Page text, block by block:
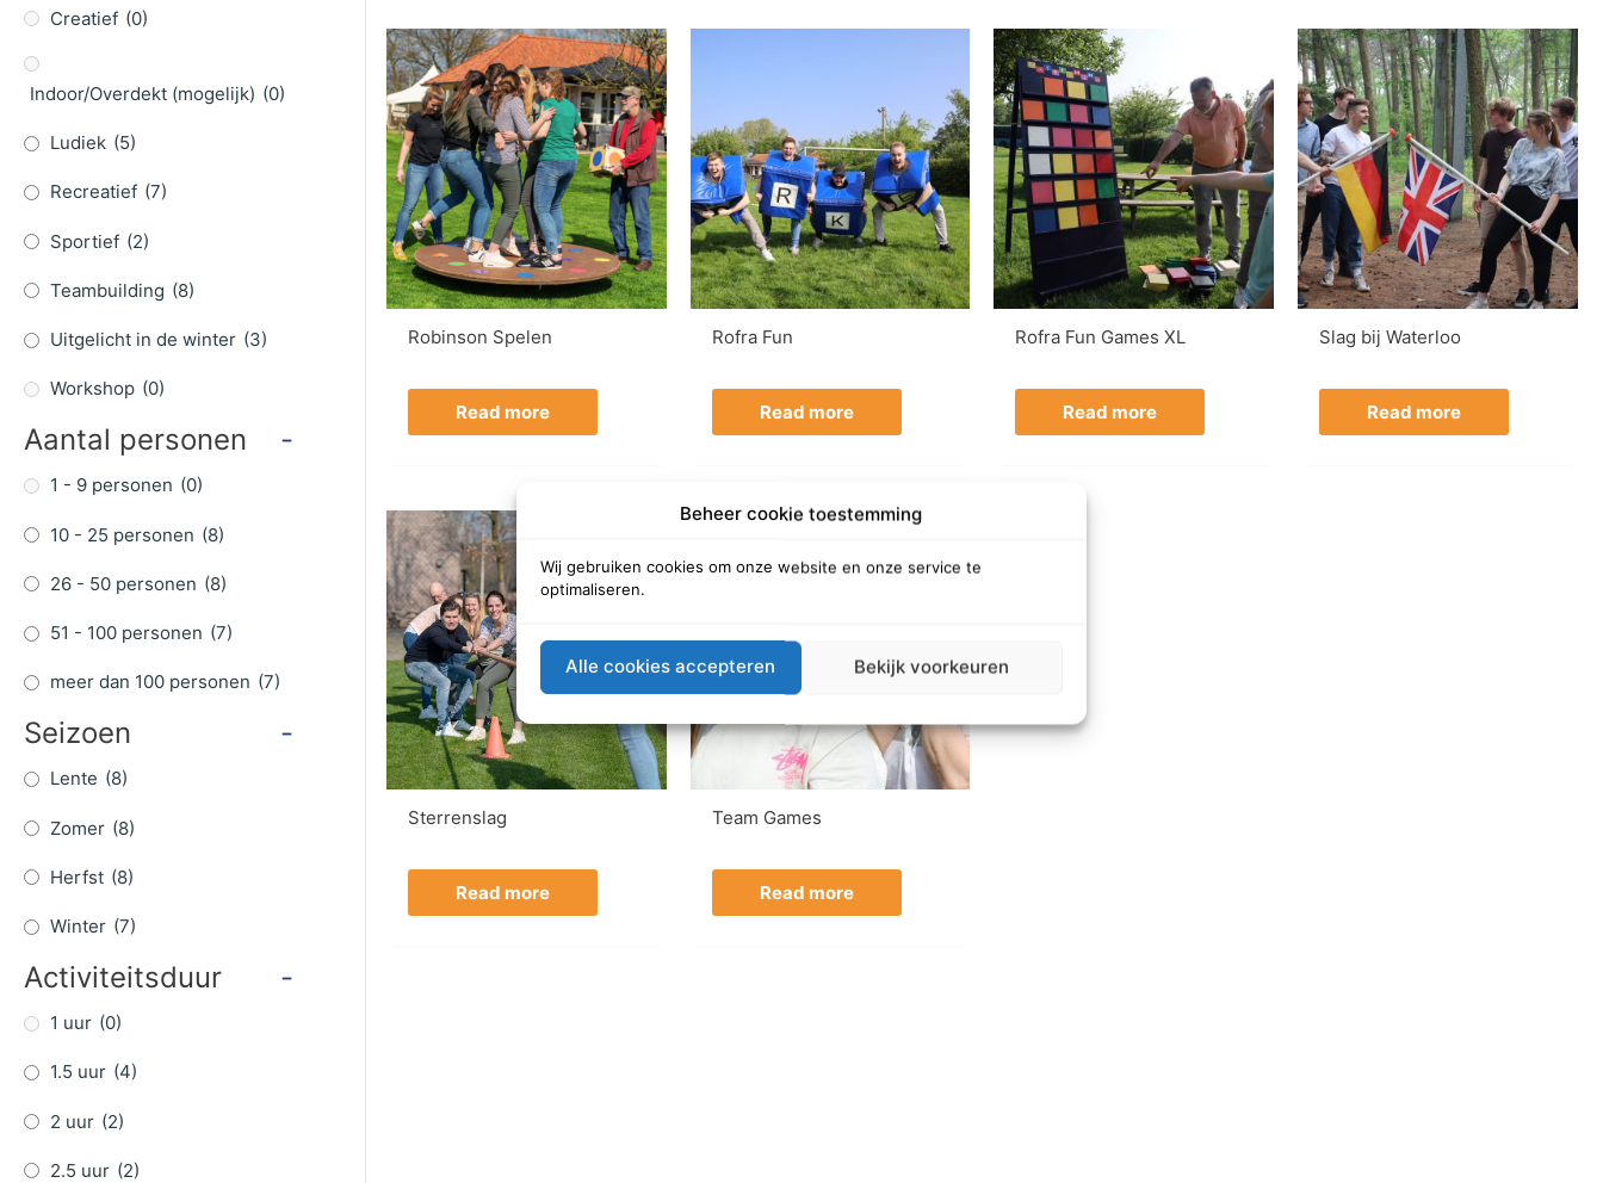
Beheer cookie toestemming
Wij gebruiken cookies om onze website en onze service te
optimaliseren.
Alle cookies accepteren Bekijk voorkeuren
Creatief (0)
Indoor/Overdekt (mogelijk) (0)
Ludiek (5)
Recreatief (7)
Sportief (2)
Teambuilding (8)
Uitgelicht in de winter (3)
Workshop (0)
Aantal personen -
1 - 9 personen (0)
10 - 25 personen (8)
26 - 50 personen (8)
51 - 100 personen (7)
meer dan 100 personen (7)
Seizoen -
Lente (8)
Zomer (8)
Herfst (8)
Winter (7)
Activiteitsduur -
1 uur (0)
1.5 uur (4)
2 uur (2)
2.5 uur (2)
Robinson Spelen
Read more
Rofra Fun
Read more
Rofra Fun Games XL
Read more
Slag bij Waterloo
Read more
Sterrenslag
Read more
Team Games
Read more